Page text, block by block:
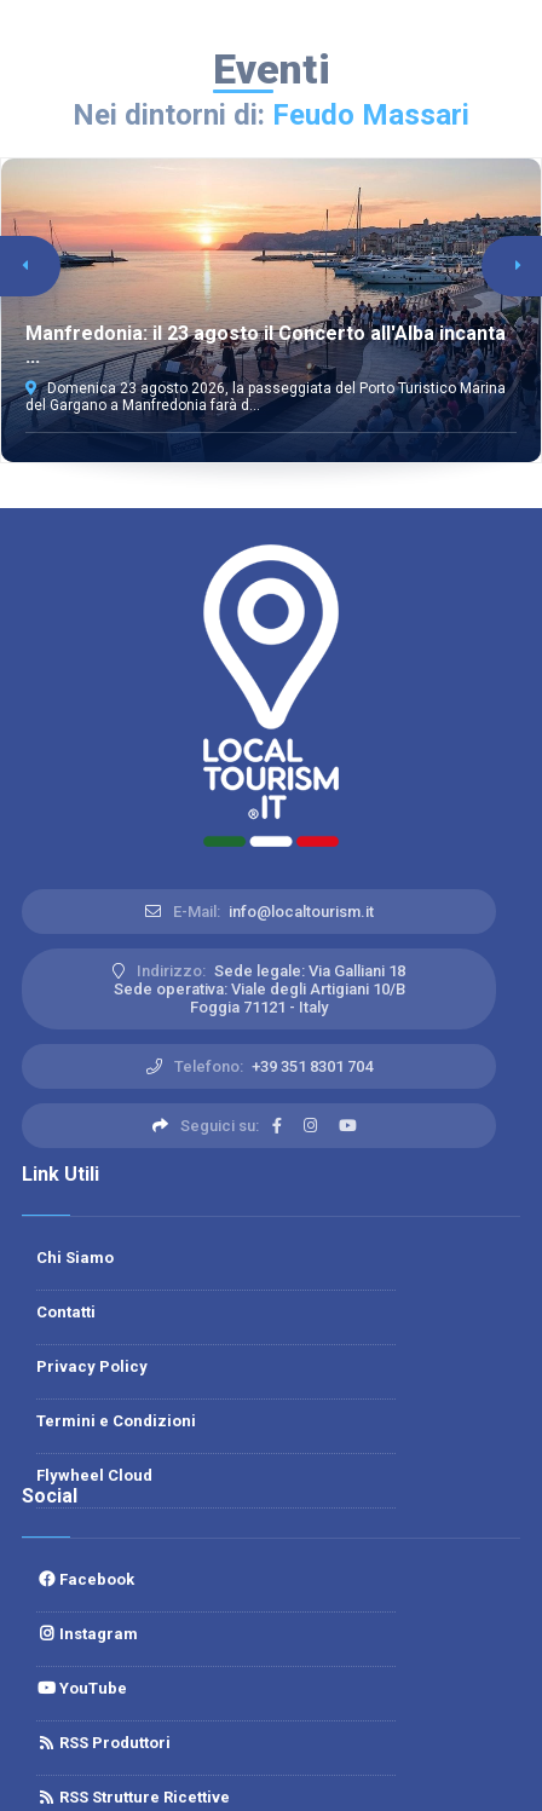
Eventi
Nei dintorni di: Feudo Massari
Manfredonia: il 23 agosto il Concerto all'Alba incanta
...
Domenica 23 agosto 2026, la passeggiata del Porto Turistico Marina
del Gargano a Manfredonia farà d...
E-Mail: info@localtourism.it
Indirizzo: Sede legale: Via Galliani 18
Sede operativa: Viale degli Artigiani 10/B
Foggia 71121 - Italy
Telefono: +39 351 8301 704
Seguici su:
Link Utili
Chi Siamo
Contatti
Privacy Policy
Termini e Condizioni
Flywheel Cloud
Social
Facebook
Instagram
YouTube
RSS Produttori
RSS Strutture Ricettive